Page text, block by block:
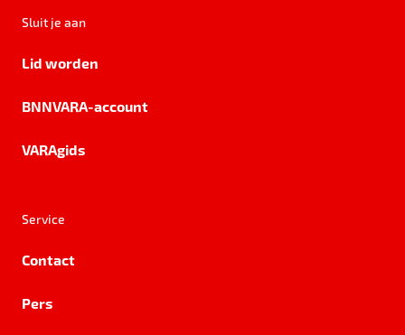
Sluit je aan
Lid worden
BNNVARA-account
VARAgids
Service
Contact
Pers